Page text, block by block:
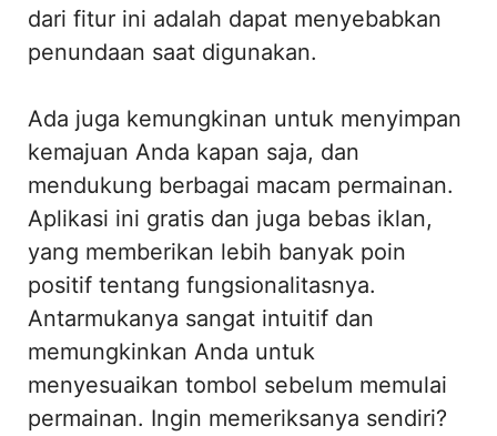
dari fitur ini adalah dapat menyebabkan
penundaan saat digunakan.
Ada juga kemungkinan untuk menyimpan
kemajuan Anda kapan saja, dan
mendukung berbagai macam permainan.
Aplikasi ini gratis dan juga bebas iklan,
yang memberikan lebih banyak poin
positif tentang fungsionalitasnya.
Antarmukanya sangat intuitif dan
memungkinkan Anda untuk
menyesuaikan tombol sebelum memulai
permainan. Ingin memeriksanya sendiri?